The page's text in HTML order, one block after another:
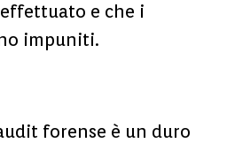
e che i
impuniti.
forense è un duro